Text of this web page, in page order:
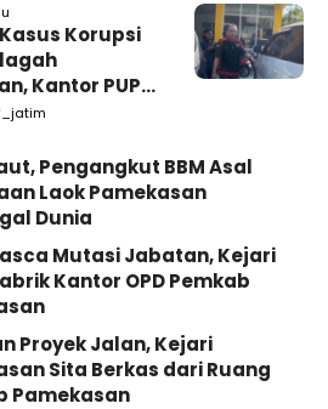
Korupsi
Kantor PUPR
Kejari
Pengangkut BBM Asal
Laok Pamekasan
Dunia
Mutasi Jabatan, Kejari
Kantor OPD Pemkab
Proyek Jalan, Kejari
Sita Berkas dari Ruang
Pamekasan